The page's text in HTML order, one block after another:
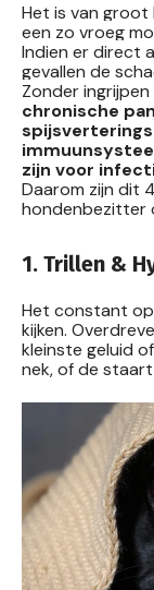
Het is van groot
een zo vroeg
Indien er direct
gevallen de
Zonder
chronische
zijn voor
Daarom zijn dit
hondenbezitter
1. Trillen &
Het constant op
kijken.
kleinste geluid
nek, of de